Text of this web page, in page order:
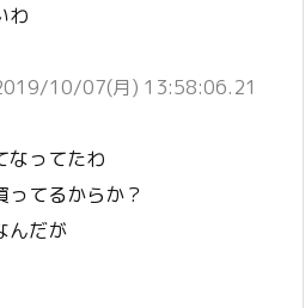
わ
10/07(月) 13:58:06.21
なってたわ
ってるからか？
んだが